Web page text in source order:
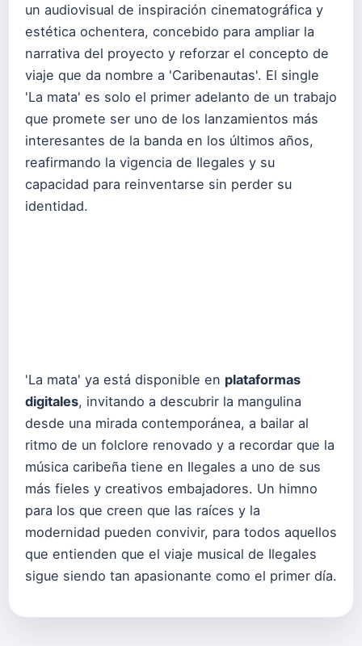
un audiovisual de inspiración cinematográfica y
estética ochentera, concebido para ampliar la
narrativa del proyecto y reforzar el concepto de
viaje que da nombre a 'Caribenautas'. El single
'La mata' es solo el primer adelanto de un trabajo
que promete ser uno de los lanzamientos más
interesantes de la banda en los últimos años,
reafirmando la vigencia de Ilegales y su
capacidad para reinventarse sin perder su
identidad.
'La mata' ya está disponible en plataformas
digitales, invitando a descubrir la mangulina
desde una mirada contemporánea, a bailar al
ritmo de un folclore renovado y a recordar que la
música caribeña tiene en Ilegales a uno de sus
más fieles y creativos embajadores. Un himno
para los que creen que las raíces y la
modernidad pueden convivir, para todos aquellos
que entienden que el viaje musical de Ilegales
sigue siendo tan apasionante como el primer día.